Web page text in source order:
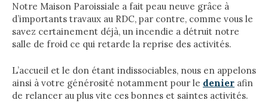
Notre Maison Paroissiale a fait peau neuve grâce à
d’importants travaux au RDC, par contre, comme vous le
savez certainement déjà, un incendie a détruit notre
salle de froid ce qui retarde la reprise des activités.
L’accueil et le don étant indissociables, nous en appelons
ainsi à votre générosité notamment pour le denier afin
de relancer au plus vite ces bonnes et saintes activités.